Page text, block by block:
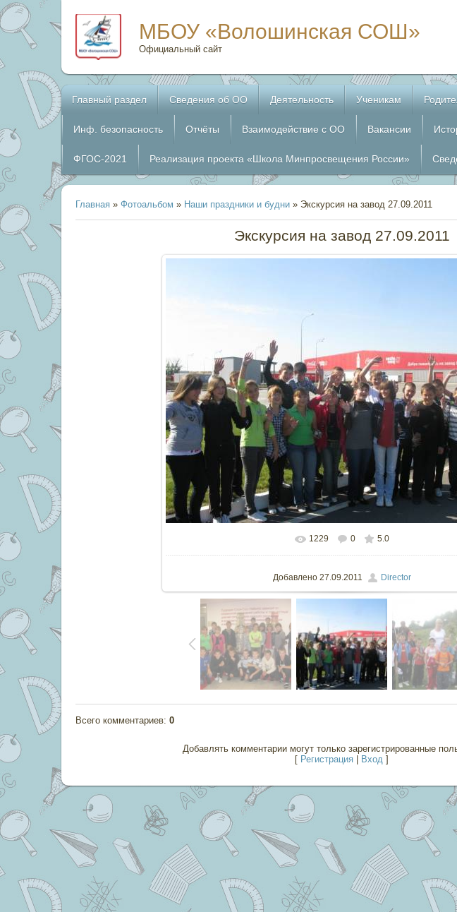
МБОУ «Волошинская СОШ»
Официальный сайт
Главный раздел Сведения об ОО Деятельность Ученикам
Инф. безопасность Отчёты Взаимодействие с ОО Вакансии
ФГОС-2021 Реализация проекта «Школа Минпросвещения России»
Главная » Фотоальбом » Наши праздники и будни » Экскурсия на завод 27.09.2011
Экскурсия на завод 27.09.2011
В реальном размере 800x600
1229 0 5.0
Добавлено27.09.2011 Director
Всего комментариев: 0
Добавлять комментарии могут только зарегистрированные
[ Регистрация Вход ]